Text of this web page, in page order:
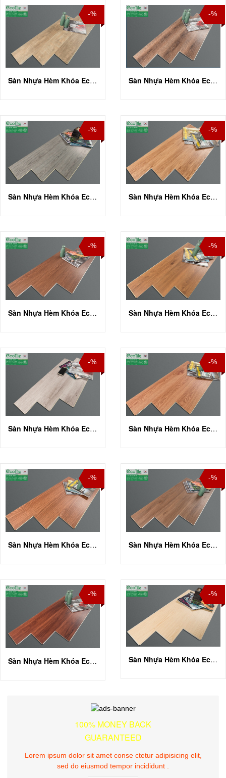
-%
Sàn Nhựa Hèm Khóa Eco Tile ECO 3804
-%
Sàn Nhựa Hèm Khóa Eco Tile ECO 3805
-%
Sàn Nhựa Hèm Khóa Eco Tile ECO 3806
-%
Sàn Nhựa Hèm Khóa Eco Tile ECO 3808
-%
Sàn Nhựa Hèm Khóa Eco Tile ECO 3809
-%
Sàn Nhựa Hèm Khóa Eco Tile ECO 3810
-%
Sàn Nhựa Hèm Khóa Eco Tile ECO 3811
-%
Sàn Nhựa Hèm Khóa Eco Tile ECO 3813
-%
Sàn Nhựa Hèm Khóa Eco Tile ECO 3814
-%
Sàn Nhựa Hèm Khóa Eco Tile ECO 3815
-%
Sàn Nhựa Hèm Khóa Eco Tile ECO 3816
-%
Sàn Nhựa Hèm Khóa Eco Tile ECO 3817
100% MONEY BACK
GUARANTEED
Lorem ipsum dolor sit amet conse ctetur adipisicing elit,
sed do eiusmod tempor incididunt .